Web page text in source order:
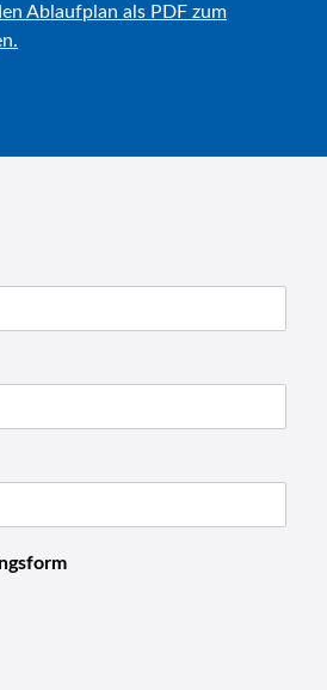
Ablaufplan als PDF zum